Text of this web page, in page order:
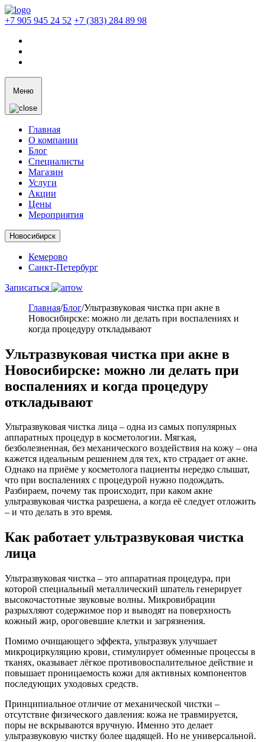
+7 905 945 24 52 +7 (383) 284 89 98
Меню
Главная
О компании
Блог
Специалисты
Магазин
Услуги
Акции
Цены
Мероприятия
Новосибирск
Кемерово
Санкт-Петербург
Записаться
Главная/Блог/Ультразвуковая чистка при акне в
Новосибирске: можно ли делать при воспалениях и
когда процедуру откладывают
Ультразвуковая чистка при акне в
Новосибирске: можно ли делать при
воспалениях и когда процедуру
откладывают
Ультразвуковая чистка лица – одна из самых популярных
аппаратных процедур в косметологии. Мягкая,
безболезненная, без механического воздействия на кожу – она
кажется идеальным решением для тех, кто страдает от акне.
Однако на приёме у косметолога пациенты нередко слышат,
что при воспалениях с процедурой нужно подождать.
Разбираем, почему так происходит, при каком акне
ультразвуковая чистка разрешена, а когда её следует отложить
– и что делать в это время.
Как работает ультразвуковая чистка
лица
Ультразвуковая чистка – это аппаратная процедура, при
которой специальный металлический шпатель генерирует
высокочастотные звуковые волны. Микровибрации
разрыхляют содержимое пор и выводят на поверхность
кожный жир, ороговевшие клетки и загрязнения.
Помимо очищающего эффекта, ультразвук улучшает
микроциркуляцию крови, стимулирует обменные процессы в
тканях, оказывает лёгкое противовоспалительное действие и
повышает проницаемость кожи для активных компонентов
последующих уходовых средств.
Принципиальное отличие от механической чистки –
отсутствие физического давления: кожа не травмируется,
поры не вскрываются вручную. Именно это делает
ультразвуковую чистку более щадящей. Но не универсальной.